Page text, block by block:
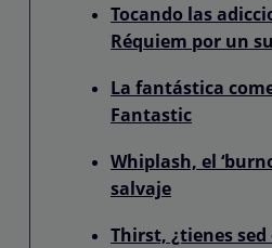
Tocando las
Réquiem por un
La fantástica
Fantastic
Whiplash, el
salvaje
Thirst, ¿tienes